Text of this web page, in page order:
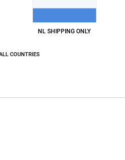
NL SHIPPING ONLY
COUNTRIES